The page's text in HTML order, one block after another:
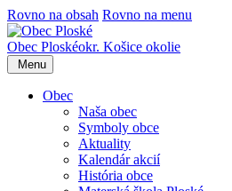
Rovno na obsah Rovno na menu
Obec Ploskéokr. Košice okolie
Menu
Obec
Naša obec
Symboly obce
Aktuality
Kalendár akcií
História obce